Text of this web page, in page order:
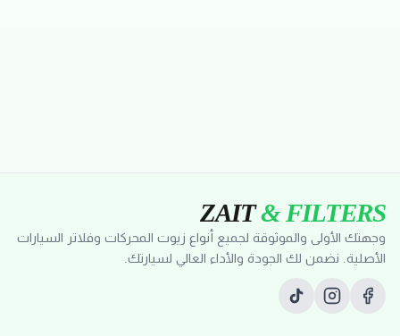
ZAIT& FILTERS
وجهتك الأولى والموثوقة لجميع أنواع زيوت المحركات وفلاتر السيارات
الأصلية. نضمن لك الجودة والأداء العالي لسيارتك.